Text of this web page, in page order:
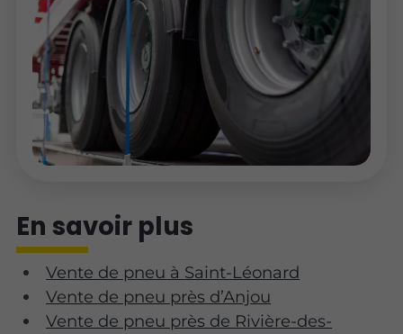
En savoir plus
Vente de pneu à Saint-Léonard
Vente de pneu près d’Anjou
Vente de pneu près de Rivière-des-